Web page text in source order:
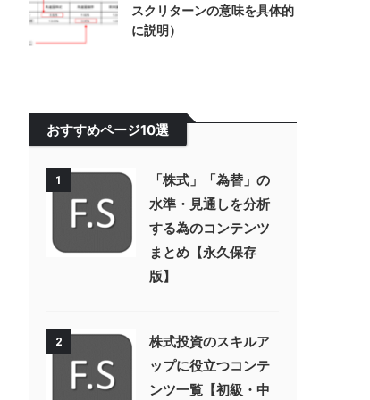
スクリターンの意味を具体的
に説明）
おすすめページ10選
1
「株式」「為替」の
水準・見通しを分析
する為のコンテンツ
まとめ【永久保存
版】
2
株式投資のスキルア
ップに役立つコンテ
ンツ一覧【初級・中